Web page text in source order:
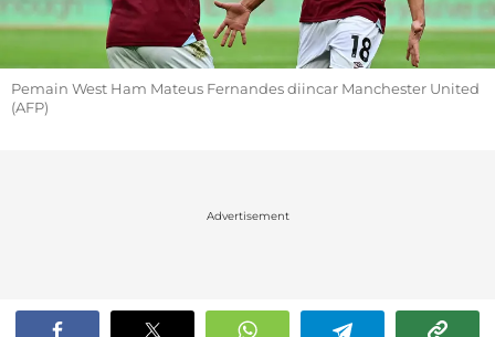
Pemain West Ham Mateus Fernandes diincar Manchester United
(AFP)
Advertisement